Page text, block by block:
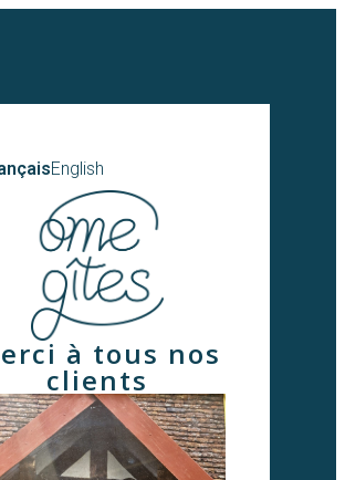
English
à tous nos
clients